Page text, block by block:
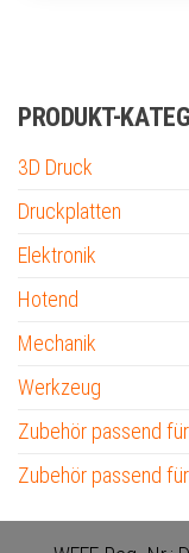
PRODUKT-
3D Druck
Druckplatten
Elektronik
Hotend
Mechanik
Werkzeug
Zubehör passend
Zubehör passend